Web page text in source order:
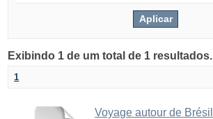
Exibindo 1 de um total de 1 resultados.
1
Voyage autour de Brésil